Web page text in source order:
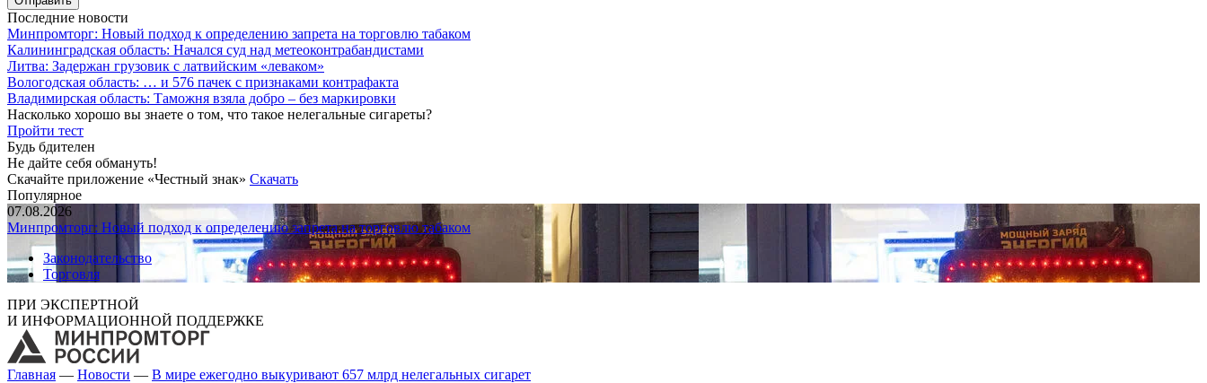
Последние новости
Минпромторг: Новый подход к определению запрета на торговлю табаком
Калининградская область: Начался суд над метеоконтрабандистами
Литва: Задержан грузовик с латвийским «леваком»
Вологодская область: … и 576 пачек с признаками контрафакта
Владимирская область: Таможня взяла добро – без маркировки
Насколько хорошо вы знаете о том, что такое нелегальные сигареты?
Пройти тест
Будь бдителен
Не дайте себя обмануть!
Скачайте приложение «Честный знак» Скачать
Популярное
07.08.2026
Минпромторг: Новый подход к определению запрета на торговлю табаком
Законодательство
Торговля
ПРИ ЭКСПЕРТНОЙ
И ИНФОРМАЦИОННОЙ ПОДДЕРЖКЕ
Главная — Новости — В мире ежегодно выкуривают 657 млрд нелегальных сигарет